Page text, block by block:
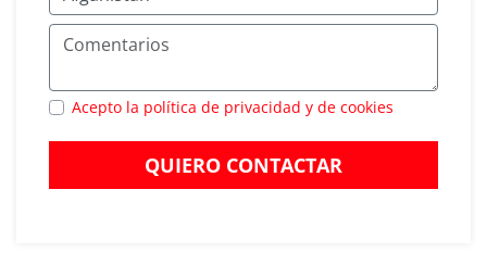
Acepto la política de privacidad y de cookies
QUIERO CONTACTAR